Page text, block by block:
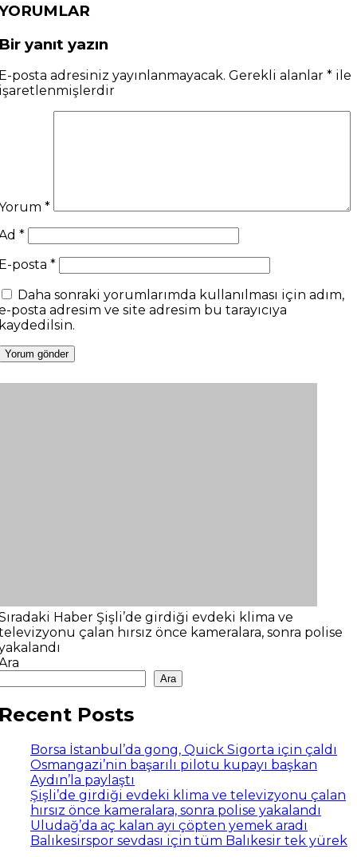
yanıt yazın
posta adresiniz yayınlanmayacak. Gerekli alanlar * ile
*
*
posta *
Daha sonraki yorumlarımda kullanılması için adım,
posta adresim ve site adresim bu tarayıcıya
Haber Şişli’de girdiği evdeki klima ve
çalan hırsız önce kameralara, sonra polise
Ara
Posts
Borsa İstanbul’da gong, Quick Sigorta için çaldı
Osmangazi’nin başarılı pilotu kupayı başkan
Aydın’la paylaştı
Şişli’de girdiği evdeki klima ve televizyonu çalan
hırsız önce kameralara, sonra polise yakalandı
Uludağ’da aç kalan ayı çöpten yemek aradı
Balıkesirspor sevdası için tüm Balıkesir tek yürek